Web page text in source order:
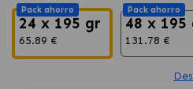
Pack ahorro
24 x 195 gr
65.89 €
Pack ahorro
48 x 195
131.78 €